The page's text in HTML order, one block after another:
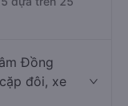
Đồng
đôi, xe